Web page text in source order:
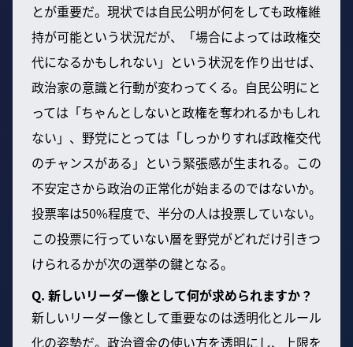
とが重要だ。現状では自民公明が何をしても政権維
持が可能という状況だが、「場合によっては政権交
代になるかもしれない」という状況を作り出せば、
政治家の意識と行動が変わってくる。自民公明にと
っては「ちゃんとしないと政権を奪われるかもしれ
ない」、野党にとっては「しっかりすれば政権交代
のチャンスがある」という緊張感が生まれる。この
不安定さから政治の正常化が始まるのではないか。
投票率は50%程度で、半分の人は投票していない。
この投票に行っていない層を野党がどれだけ引きつ
けられるかが次の選挙の鍵となる。
Q. 新しいリーダー像として何が求められますか？
新しいリーダー像として重要なのは透明化とルール
化の姿勢だ。政治資金の使い方を透明にし、上限を